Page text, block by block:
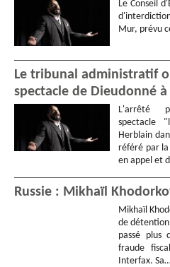
Le Conseil
Mur, prévu
Le tribunal administratif
spectacle de Dieudonné
L'arrêté
spectacle
Herblain
référé par la
en appel et
Russie : Mikhaïl
Mikhaïl
de
passé plus
fraude
Interfax. Sa…